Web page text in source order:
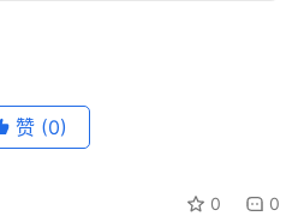
赞 (0)
0 0